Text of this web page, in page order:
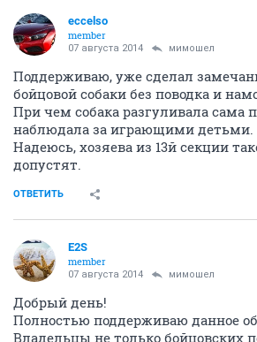
eccelso
member
07 августа 2014 мимошел
Поддерживаю, уже сделал
бойцовой собаки без поводка и
При чем собака разгуливала сама
наблюдала за играющими детьми.
Надеюсь, хозяева из 13й секции
допустят.
ОТВЕТИТЬ
E2S
member
07 августа 2014 мимошел
Добрый день!
Полностью поддерживаю данное
Владельцы не только бойцовских